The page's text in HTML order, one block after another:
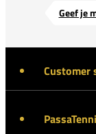
Geef je
Customer